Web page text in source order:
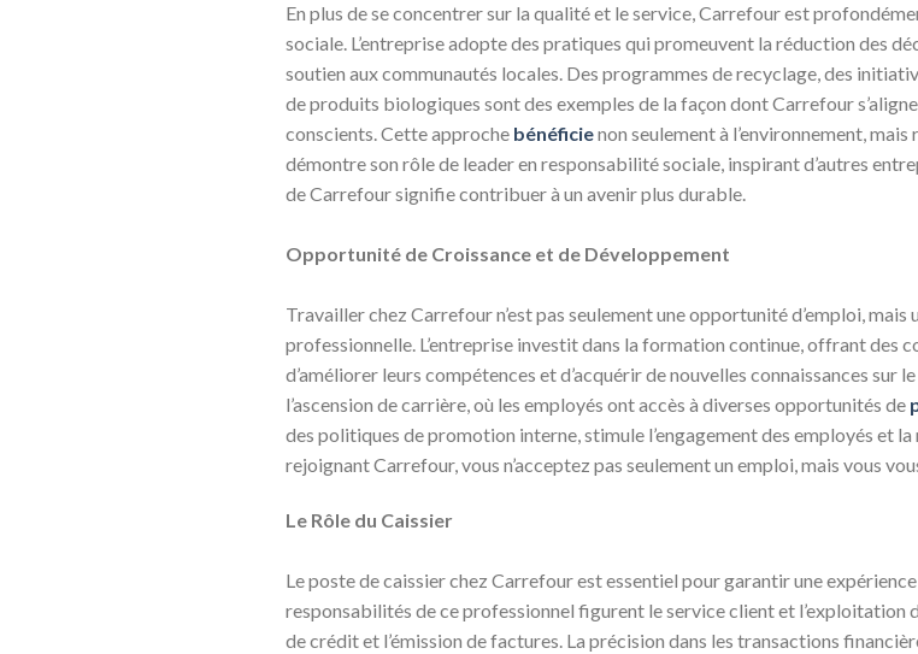
En plus de se concentrer sur la qualité et le service, Carrefour est
sociale. L’entreprise adopte des pratiques qui promeuvent la réduction des
soutien aux communautés locales. Des programmes de recyclage, des
de produits biologiques sont des exemples de la façon dont Carrefour
conscients. Cette approche bénéficienon seulement à l’environnement,
démontre son rôle de leader en responsabilité sociale, inspirant d’autres
de Carrefour signifie contribuer à un avenir plus durable.
Opportunité de Croissance et de Développement
Travailler chez Carrefour n’est pas seulement une opportunité d’emploi,
professionnelle. L’entreprise investit dans la formation continue, offrant des
d’améliorer leurs compétences et d’acquérir de nouvelles connaissances sur
l’ascension de carrière, où les employés ont accès à diverses opportunités de
des politiques de promotion interne, stimule l’engagement des employés et
rejoignant Carrefour, vous n’acceptez pas seulement un emploi, mais vous
Le Rôle du Caissier
Le poste de caissier chez Carrefour est essentiel pour garantir une
responsabilités de ce professionnel figurent le service client et l’exploitation
de crédit et l’émission de factures. La précision dans les transactions